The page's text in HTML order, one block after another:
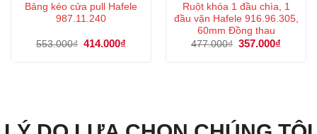
Bảng kéo cửa pull Hafele
987.11.240
553.000₫ Giá
414.000₫
Ruột khóa 1 đầu chìa, 1
đầu vặn Hafele 916.96.305,
60mm Đồng thau
477.000₫ Giá
357.000₫